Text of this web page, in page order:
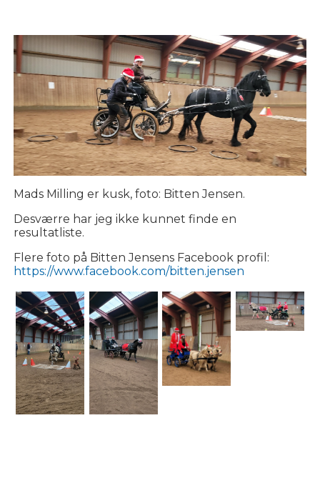
Mads Milling er kusk, foto: Bitten Jensen.
Desværre har jeg ikke kunnet finde en
resultatliste.
Flere foto på Bitten Jensens Facebook profil:
https://www.facebook.com/bitten.jensen